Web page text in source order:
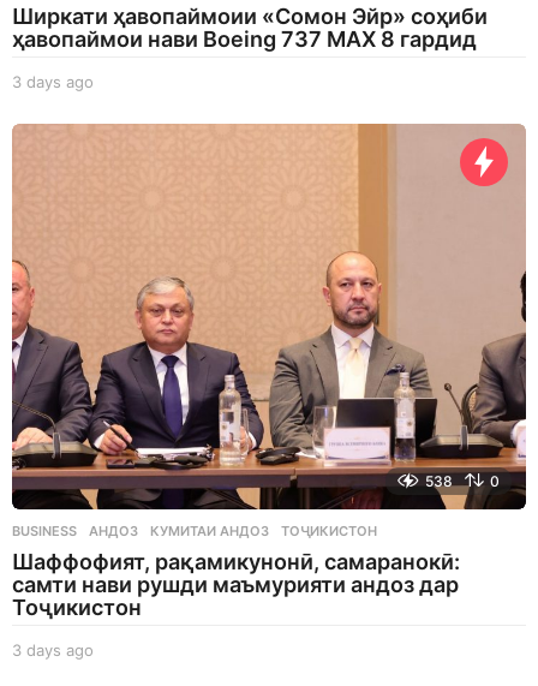
Ширкати ҳавопаймоии «Сомон Эйр» соҳиби
ҳавопаймои нави Boeing 737 MAX 8 гардид
3 days ago
a
538 0
BUSINESS АНДОЗ ,КУМИТАИ АНДОЗ ,ТОҶИКИСТОН
Шаффофият, рақамикунонӣ, самаранокӣ:
самти нави рушди маъмурияти андоз дар
Тоҷикистон
3 days ago